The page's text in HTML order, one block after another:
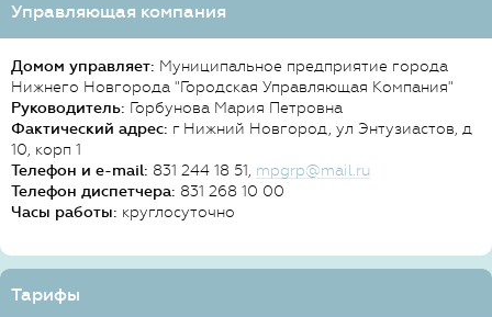
Управляющая компания
Домом управляет: Муниципальное предприятие города
Нижнего Новгорода "Городская Управляющая Компания"
Руководитель: Горбунова Мария Петровна
Фактический адрес: г Нижний Новгород, ул Энтузиастов, д
10, корп 1
Телефон и e-mail: 831 244 18 51, mpgrp@mail.ru
Телефон диспетчера: 831 268 10 00
Часы работы: круглосуточно
Тарифы